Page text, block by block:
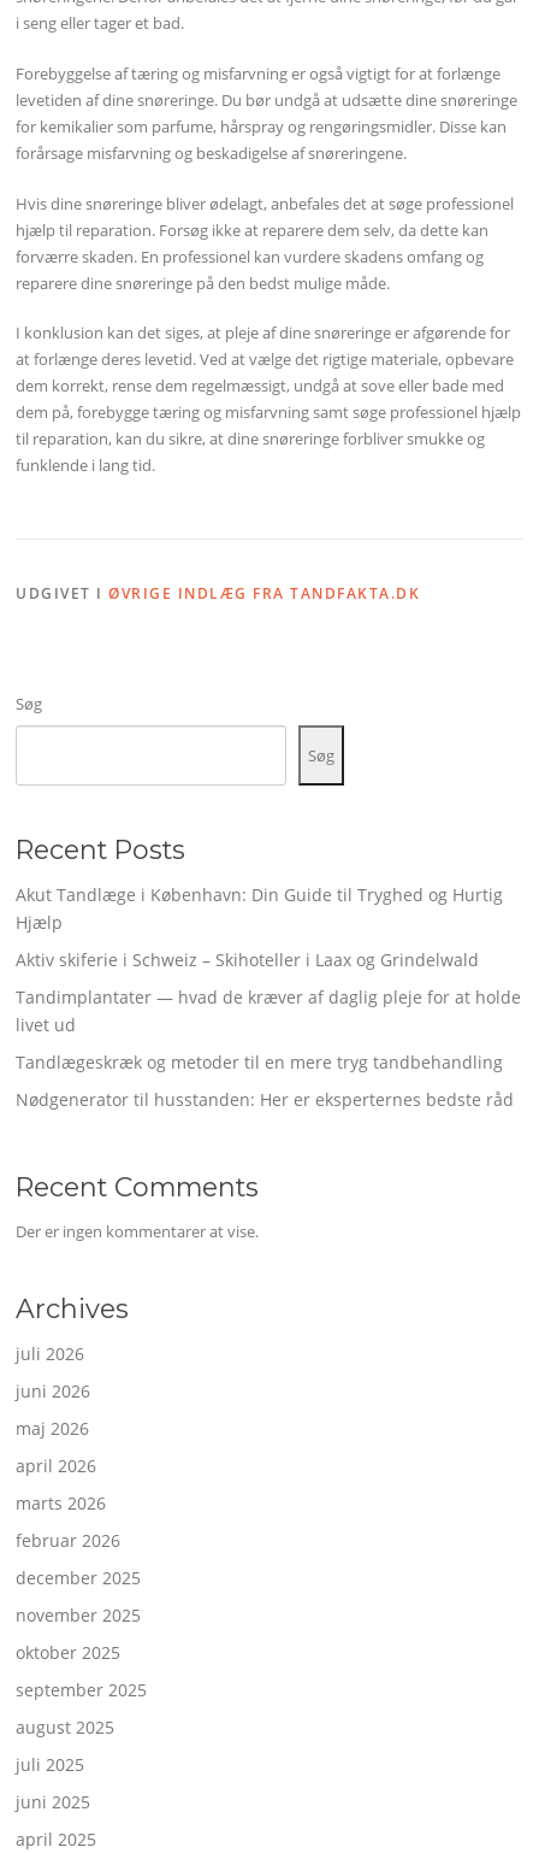
i seng eller tager et bad.
Forebyggelse af tæring og misfarvning er også vigtigt for at forlænge
levetiden af dine snøreringe. Du bør undgå at udsætte dine snøreringe
for kemikalier som parfume, hårspray og rengøringsmidler. Disse kan
forårsage misfarvning og beskadigelse af snøreringene.
Hvis dine snøreringe bliver ødelagt, anbefales det at søge professionel
hjælp til reparation. Forsøg ikke at reparere dem selv, da dette kan
forværre skaden. En professionel kan vurdere skadens omfang og
reparere dine snøreringe på den bedst mulige måde.
I konklusion kan det siges, at pleje af dine snøreringe er afgørende for
at forlænge deres levetid. Ved at vælge det rigtige materiale, opbevare
dem korrekt, rense dem regelmæssigt, undgå at sove eller bade med
dem på, forebygge tæring og misfarvning samt søge professionel hjælp
til reparation, kan du sikre, at dine snøreringe forbliver smukke og
funklende i lang tid.
UDGIVET IØVRIGE INDLÆG FRA TANDFAKTA.DK
Søg
Søg
Recent Posts
Akut Tandlæge i København: Din Guide til Tryghed og Hurtig
Hjælp
Aktiv skiferie i Schweiz – Skihoteller i Laax og Grindelwald
Tandimplantater — hvad de kræver af daglig pleje for at holde
livet ud
Tandlægeskræk og metoder til en mere tryg tandbehandling
Nødgenerator til husstanden: Her er eksperternes bedste råd
Recent Comments
Der er ingen kommentarer at vise.
Archives
juli 2026
juni 2026
maj 2026
april 2026
marts 2026
februar 2026
december 2025
november 2025
oktober 2025
september 2025
august 2025
juli 2025
juni 2025
april 2025